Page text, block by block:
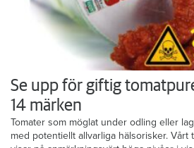
Se upp för giftig
14 märken
Tomater som möglat under odling eller
med potentiellt allvarliga hälsorisker. Vårt